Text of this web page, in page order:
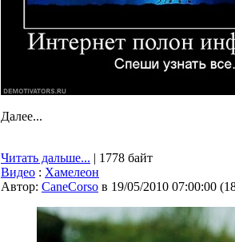
Далее...
Читать дальше... | 1778 байт
Видео : Хамелеон
Автор: CaneCorso в 19/05/2010 07:00:00 (